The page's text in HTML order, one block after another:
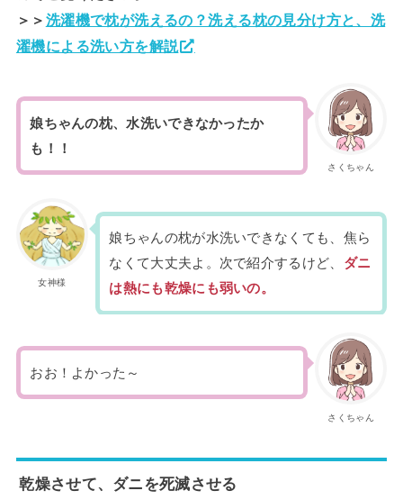
＞＞ 洗濯機で枕が洗えるの？洗える枕の見分け方と、洗
濯機による洗い方を解説
さくちゃん
娘ちゃんの枕、水洗いできなかったか
も！！
女神様
娘ちゃんの枕が水洗いできなくても、焦ら
なくて大丈夫よ。次で紹介するけど、 ダニ
は熱にも乾燥にも弱いの。
さくちゃん
おお！よかった～
乾燥させて、ダニを死滅させる